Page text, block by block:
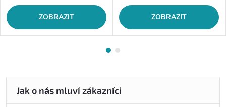
ZOBRAZIT ZOBRAZIT